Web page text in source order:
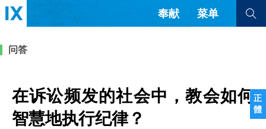
正
體
奉献 菜单
来信
查看全部
查看全部
问答
在诉讼频发的社会中，教会如何
智慧地执行纪律？